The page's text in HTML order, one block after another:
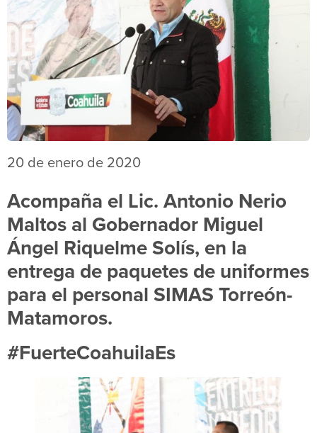
20 de enero de 2020
Acompaña el Lic. Antonio Nerio
Maltos al Gobernador Miguel
Ángel Riquelme Solís, en la
entrega de paquetes de uniformes
para el personal SIMAS Torreón-
Matamoros.
#FuerteCoahuilaEs